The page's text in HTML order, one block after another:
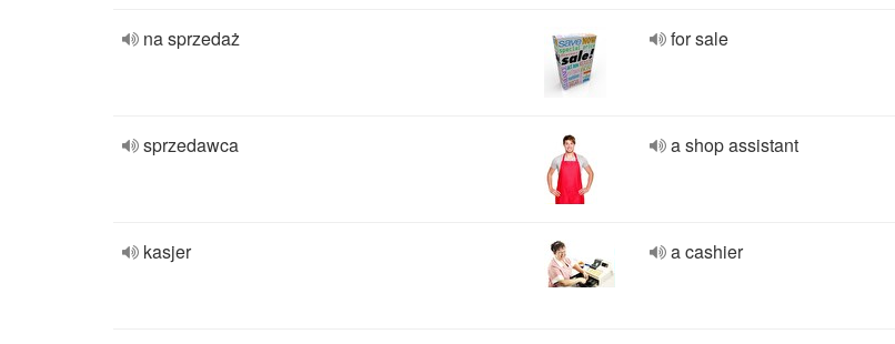
na sprzedaż for sale
sprzedawca a shop assistant
kasjer a cashier